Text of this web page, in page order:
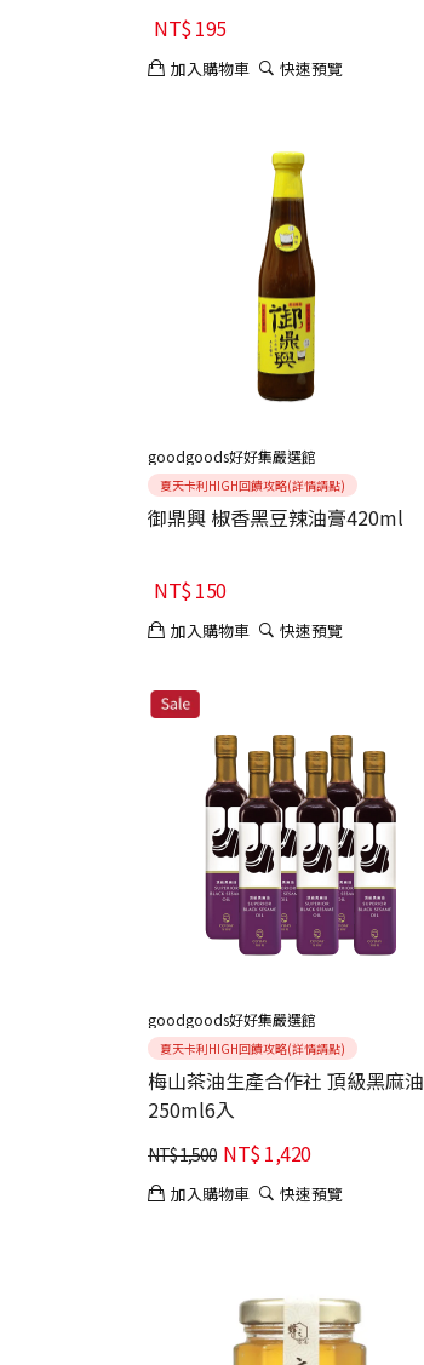
NT$195
加入購物車 快速預覽
goodgoods好好集嚴選館
夏天卡利HIGH回饋攻略(詳情請點)
御鼎興 椒香黑豆辣油膏420ml
NT$150
加入購物車 快速預覽
goodgoods好好集嚴選館
夏天卡利HIGH回饋攻略(詳情請點)
梅山茶油生產合作社 頂級黑麻油
250ml6入
NT$1,500 NT$1,420
加入購物車 快速預覽